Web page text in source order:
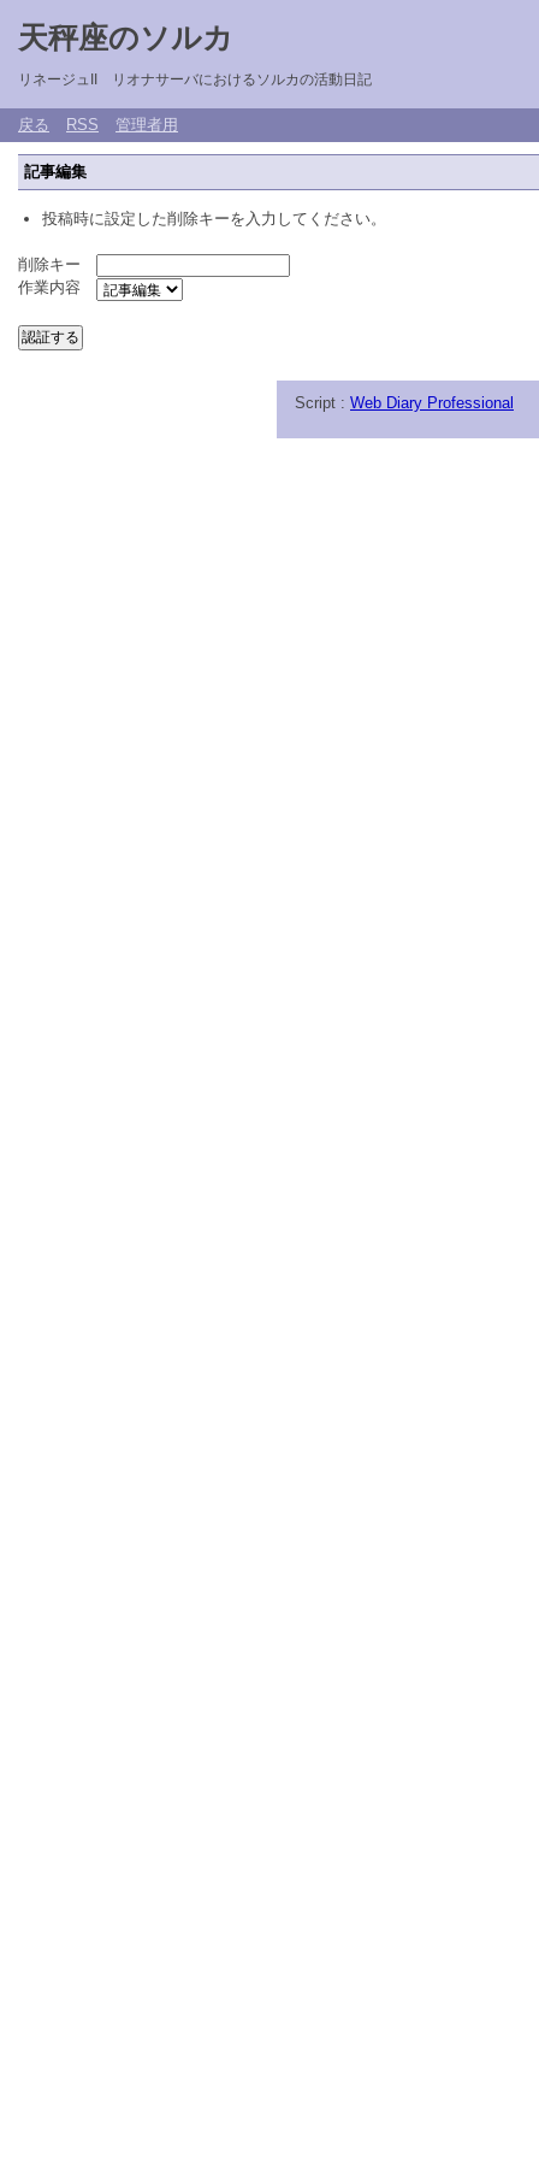
天秤座のソルカ
リネージュII リオナサーバにおけるソルカの活動日記
戻る RSS 管理者用
記事編集
投稿時に設定した削除キーを入力してください。
削除キー
作業内容
Script : Web Diary Professional